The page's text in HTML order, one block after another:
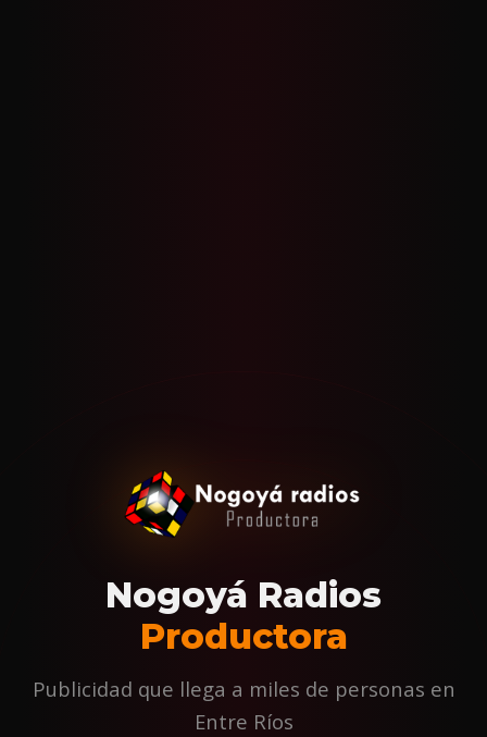
Nogoyá Radios
Productora
Publicidad que llega a miles de personas en
Entre Ríos